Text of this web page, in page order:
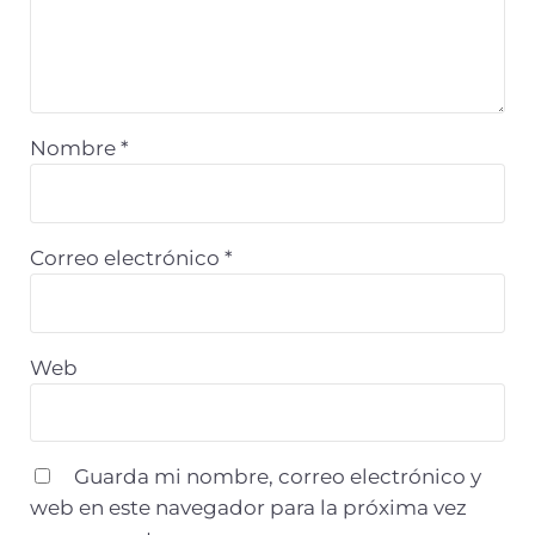
Nombre *
Correo electrónico *
Web
Guarda mi nombre, correo electrónico y
web en este navegador para la próxima vez